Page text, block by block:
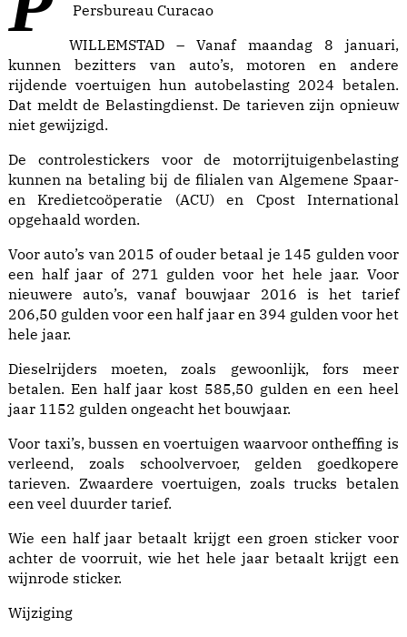
Persbureau Curacao
WILLEMSTAD – Vanaf maandag 8 januari,
kunnen bezitters van auto’s, motoren en andere
rijdende voertuigen hun autobelasting 2024 betalen.
Dat meldt de Belastingdienst. De tarieven zijn opnieuw
niet gewijzigd.
De controlestickers voor de motorrijtuigenbelasting
kunnen na betaling bij de filialen van Algemene Spaar-
en Kredietcoöperatie (ACU) en Cpost International
opgehaald worden.
Voor auto’s van 2015 of ouder betaal je 145 gulden voor
een half jaar of 271 gulden voor het hele jaar. Voor
nieuwere auto’s, vanaf bouwjaar 2016 is het tarief
206,50 gulden voor een half jaar en 394 gulden voor het
hele jaar.
Dieselrijders moeten, zoals gewoonlijk, fors meer
betalen. Een half jaar kost 585,50 gulden en een heel
jaar 1152 gulden ongeacht het bouwjaar.
Voor taxi’s, bussen en voertuigen waarvoor ontheffing is
verleend, zoals schoolvervoer, gelden goedkopere
tarieven. Zwaardere voertuigen, zoals trucks betalen
een veel duurder tarief.
Wie een half jaar betaalt krijgt een groen sticker voor
achter de voorruit, wie het hele jaar betaalt krijgt een
wijnrode sticker.
Wijziging